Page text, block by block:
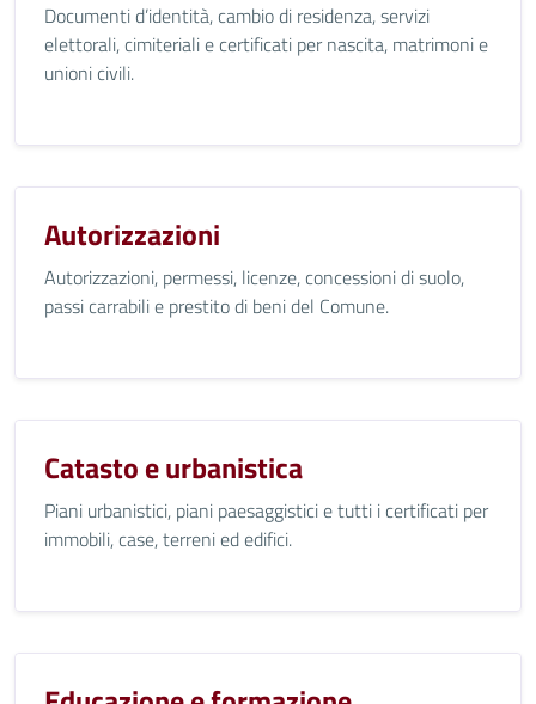
Documenti d’identità, cambio di residenza, servizi
elettorali, cimiteriali e certificati per nascita, matrimoni e
unioni civili.
Autorizzazioni
Autorizzazioni, permessi, licenze, concessioni di suolo,
passi carrabili e prestito di beni del Comune.
Catasto e urbanistica
Piani urbanistici, piani paesaggistici e tutti i certificati per
immobili, case, terreni ed edifici.